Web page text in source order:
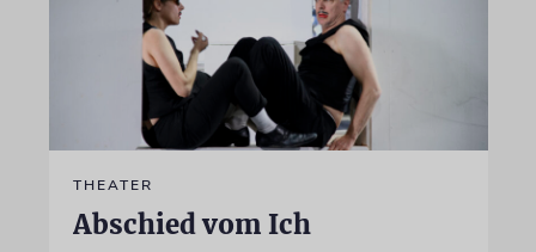
THEATER
Abschied vom Ich